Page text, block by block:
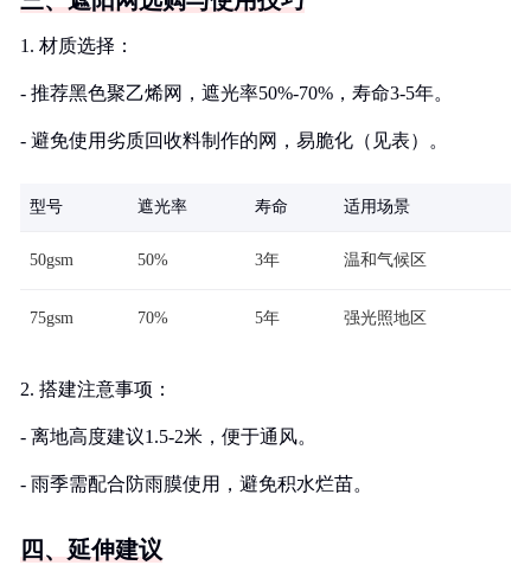
1. 材质选择：
- 推荐黑色聚乙烯网，遮光率50%-70%，寿命3-5年。
- 避免使用劣质回收料制作的网，易脆化（见表）。
型号 遮光率 寿命 适用场景
50gsm 50% 3年 温和气候区
75gsm 70% 5年 强光照地区
2. 搭建注意事项：
- 离地高度建议1.5-2米，便于通风。
- 雨季需配合防雨膜使用，避免积水烂苗。
四、延伸建议